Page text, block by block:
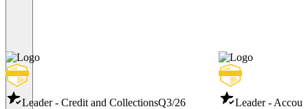
Leader - Credit and CollectionsQ3/26
Leader -